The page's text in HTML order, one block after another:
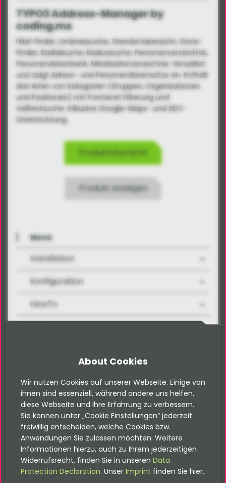
TYPO3 Address-Manager by
coding.ms
Filial-Finder, Umkreissuche, Standortübersicht, Store-
Finder, Radialsuche, Radiussuche, Personenverzeichnis,
Personendatenbank, Mitarbeiterverzeichnis: Verwaltet
und zeigt Adress- und Personendatensätze an. Enthält
drei Arten von Kategorien (Gruppen, Organisationen
und Positionen) mit Frontend-Filterung und
Volltextsuche. Inklusive Google-Maps- und SEO-
Unterstützung.
Produktübersicht
Produkt anzeigen
Menü
Installation
Konfiguration
HowTo
Content Security Policy
Google-Map Farben
tt_address Import
Developer
About Cookies
Wir nutzen Cookies auf unserer Webseite. Einige von
ihnen sind essenziell, während andere uns helfen,
diese Webseite und Ihre Erfahrung zu verbessern.
Sie können unter „Cookie Einstellungen“ jederzeit
freiwillig entscheiden, welche Cookies bzw.
Anwendungen Sie zulassen möchten. Weitere
Informationen hierzu, auch zu Ihrem jederzeitigen
Widerrufsrecht, finden Sie in unseren Data
Protection Declaration. Unser Imprint finden Sie hier.